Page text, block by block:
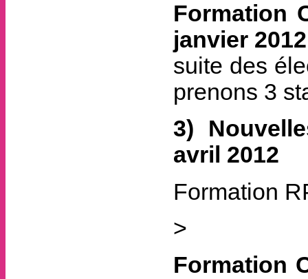
Formation
janvier
suite des
prenons 3
3)
avril 2012
Formation
>
Formation